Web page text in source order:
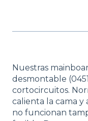
Nuestras
desmontable
cortocircuitos.
calienta la cama y
no funcionan